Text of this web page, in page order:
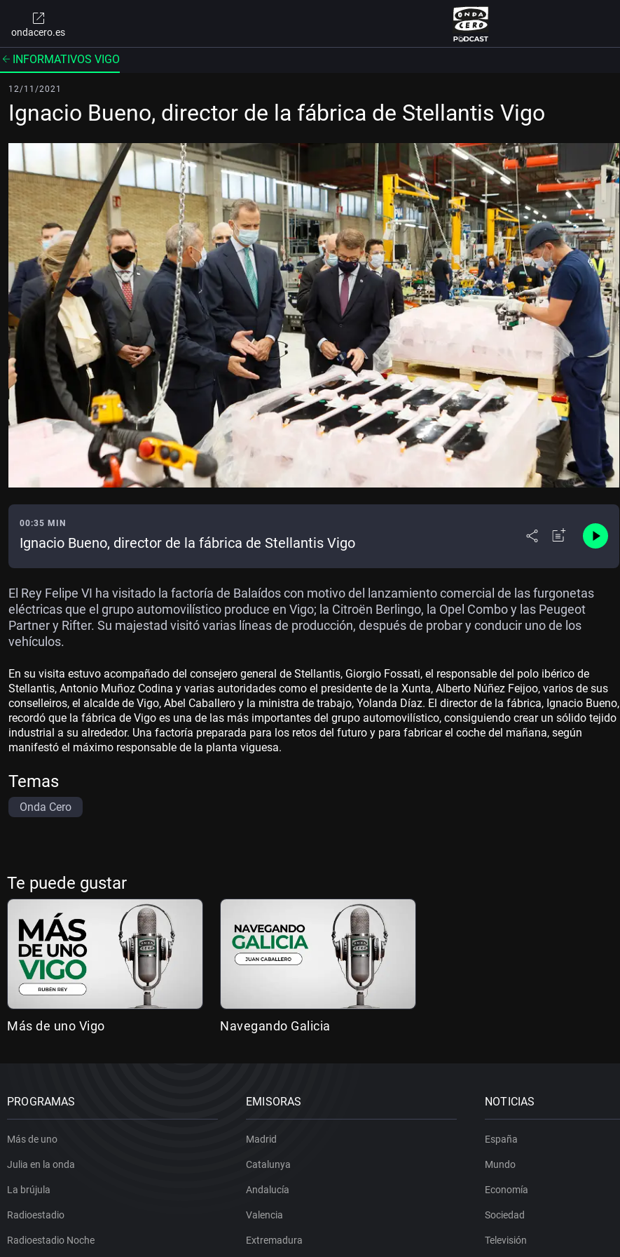
ondacero.es
INFORMATIVOS VIGO
12/11/2021
Ignacio Bueno, director de la fábrica de Stellantis Vigo
00:35 MIN
Ignacio Bueno, director de la fábrica de Stellantis Vigo
El Rey Felipe VI ha visitado la factoría de Balaídos con motivo del lanzamiento comercial de las furgonetas
eléctricas que el grupo automovilístico produce en Vigo; la Citroën Berlingo, la Opel Combo y las Peugeot
Partner y Rifter. Su majestad visitó varias líneas de producción, después de probar y conducir uno de los
vehículos.
En su visita estuvo acompañado del consejero general de Stellantis, Giorgio Fossati, el responsable del polo ibérico de
Stellantis, Antonio Muñoz Codina y varias autoridades como el presidente de la Xunta, Alberto Núñez Feijoo, varios de sus
conselleiros, el alcalde de Vigo, Abel Caballero y la ministra de trabajo, Yolanda Díaz. El director de la fábrica, Ignacio Bueno,
recordó que la fábrica de Vigo es una de las más importantes del grupo automovilístico, consiguiendo crear un sólido tejido
industrial a su alrededor. Una factoría preparada para los retos del futuro y para fabricar el coche del mañana, según
manifestó el máximo responsable de la planta viguesa.
Temas
Onda Cero
Te puede gustar
Más de uno Vigo Navegando Galicia
PROGRAMAS
Más de uno
Julia en la onda
La brújula
Radioestadio
Radioestadio Noche
EMISORAS
Madrid
Catalunya
Andalucía
Valencia
Extremadura
NOTICIAS
España
Mundo
Economía
Sociedad
Televisión